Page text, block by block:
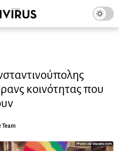
κοινότητας που
Team